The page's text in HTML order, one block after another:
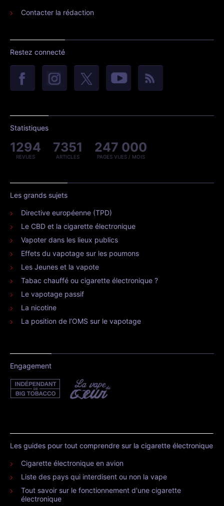
Contacter la rédaction
Restez connecté
Statistiques
1294
REVUES
7351
ARTICLES
247 000
PAGES VUES / MOIS
Les grands sujets
Directive européenne (TPD)
Le CBD et la cigarette électronique
Vapoter dans les lieux publics
Effets du vapotage sur les poumons
Les Jeunes et la vapote
Tabac chauffé ou cigarette électronique ?
Le vapotage passif
La nicotine
La position de l’OMS sur le vapotage
Engagement
Les guides pour tout comprendre sur la cigarette électronique
Cigarette électronique en avion
Liste des pays qui interdisent ou non la vape
Tout savoir sur le fonctionnement d'une cigarette
électronique